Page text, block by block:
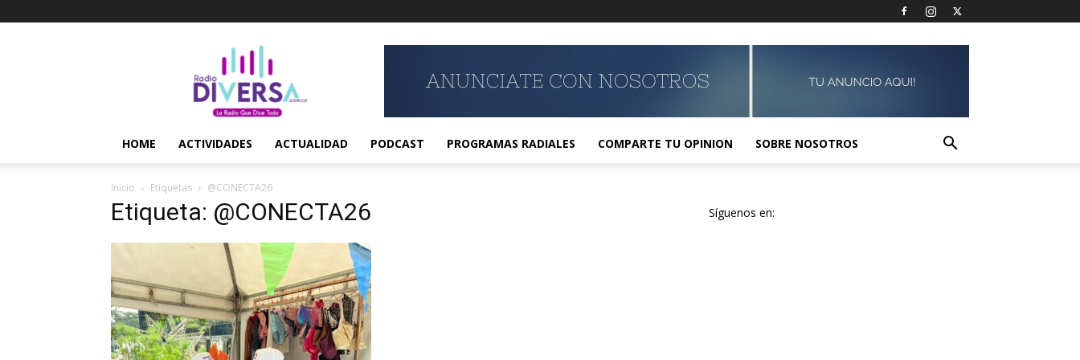
Radio
–
La
Radio
Que
HOME ACTIVIDADES ACTUALIDAD PODCAST PROGRAMAS RADIALES COMPARTE TU OPINION SOBRE NOSOTROS
Inicio Etiquetas @CONECTA26
Etiqueta: @CONECTA26 Síguenos en: